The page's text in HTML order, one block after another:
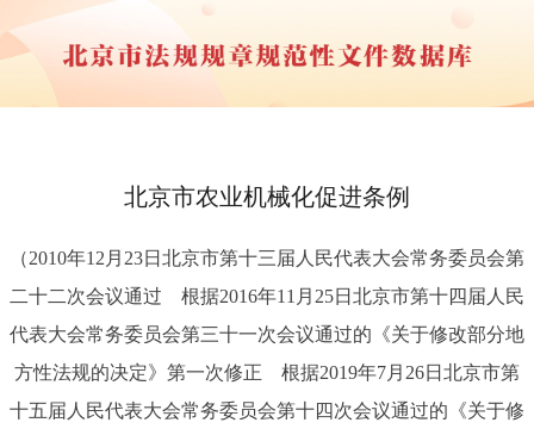
​北京市农业机械化促进条例
（2010年12月23日北京市第十三届人民代表大会常务委员会第
二十二次会议通过 根据2016年11月25日北京市第十四届人民
代表大会常务委员会第三十一次会议通过的《关于修改部分地
方性法规的决定》第一次修正 根据2019年7月26日北京市第
十五届人民代表大会常务委员会第十四次会议通过的《关于修